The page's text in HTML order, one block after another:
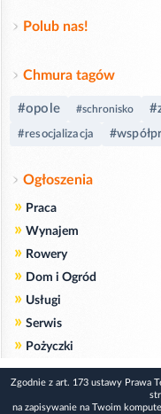
Polub nas!
Chmura tagów
#opole #schronisko
#resocjalizacja
Ogłoszenia
» Praca
» Wynajem
» Rowery
» Dom i Ogród
» Usługi
» Serwis
» Pożyczki
Zgodnie z art. 173 ustawy Prawa
na zapisywanie na Twoim